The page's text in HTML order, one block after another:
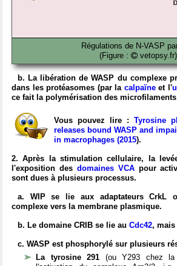
Régulations de N-VASP
(Figure :
vetopsy.fr)
b. La libération de WASP du complexe
dans les protéasomes (par la calpaïneet l'
ce fait la polymérisation des
Vous pouvez lire : Tyrosine
releases bound WASP and
in macrophages (2015).
2. Après la stimulation cellulaire, la
l'exposition des domaines VCApour
sont dues à plusieurs processus.
a. WIP se lie aux adaptateurs CrkL
complexe vers la membrane plasmique.
b. Le domaine CRIB se lie au Cdc42, mais
c. WASP est phosphorylé sur plusieurs
La tyrosine 291 (ou Y293 chez la